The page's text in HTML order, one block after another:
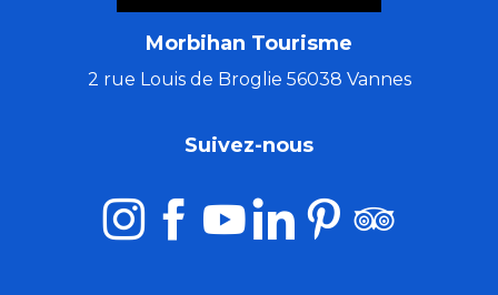
Morbihan Tourisme
2 rue Louis de Broglie 56038 Vannes
Suivez-nous